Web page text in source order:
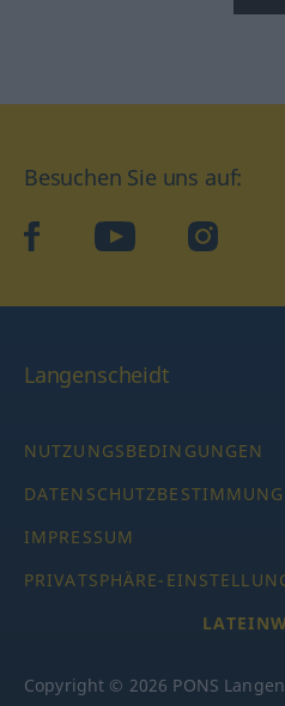
Besuchen Sie uns auf:
facebookYouTube Instagram
Langenscheidt
NUTZUNGSBEDINGUNGEN
IMPRESSUM
PRIVATSPHÄRE-
Copyright © 2026 PONS